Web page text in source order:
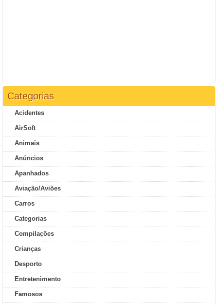
Categorias
Acidentes
AirSoft
Animais
Anúncios
Apanhados
Aviação/Aviões
Carros
Categorias
Compilações
Crianças
Desporto
Entretenimento
Famosos